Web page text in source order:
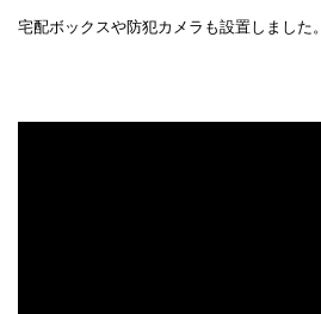
宅配ボックスや防犯カメラも設置しました。